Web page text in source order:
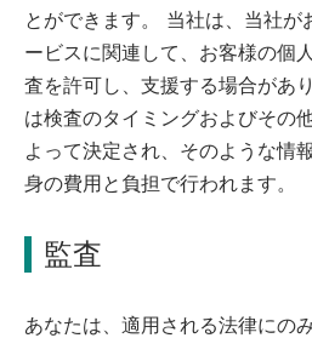
とができます。 当社は、当社が
ービスに関連して、お客様の個
査を許可し、支援する場合があ
は検査のタイミングおよびその
よって決定され、そのような情
身の費用と負担で行われます。
監査
あなたは、適用される法律にの